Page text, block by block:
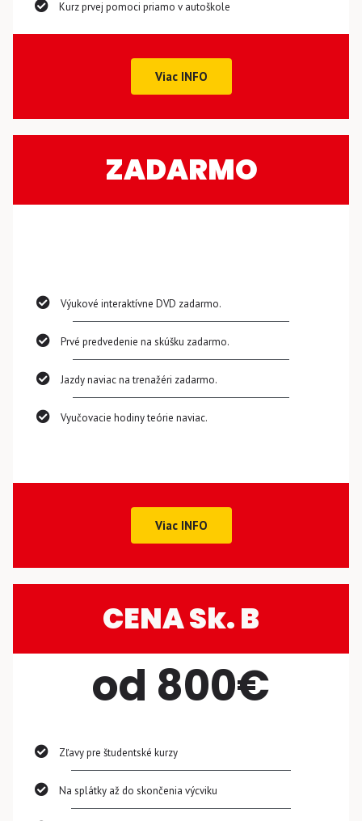
Kurz prvej pomoci priamo v autoškole
Viac INFO
ZADARMO
Výukové interaktívne DVD zadarmo.
Prvé predvedenie na skúšku zadarmo.
Jazdy naviac na trenažéri zadarmo.
Vyučovacie hodiny teórie naviac.
Viac INFO
CENA Sk. B
od 800€
Zľavy pre študentské kurzy
Na splátky až do skončenia výcviku